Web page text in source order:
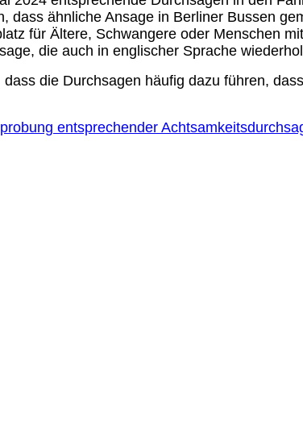
dass ähnliche Ansage in Berliner Bussen
für Ältere, Schwangere oder Menschen
die auch in englischer Sprache
die Durchsagen häufig dazu führen,
entsprechender